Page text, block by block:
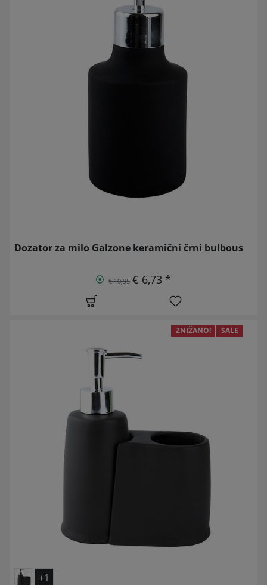
Dozator za milo Galzone keramični črni bulbous
€ 10,95 € 6,73 *
ZNIŽANO! SALE
+1